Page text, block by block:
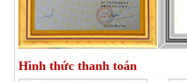
Hình thức thanh toán